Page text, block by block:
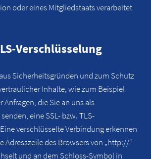
oder eines Mitgliedstaats verarbeitet
Verschlüsselung
Sicherheitsgründen und zum Schutz
Inhalte, wie zum Beispiel
Anfragen, die Sie an uns als
eine SSL- bzw. TLS-
verschlüsselte Verbindung erkennen
Adresszeile des Browsers von „http://“
und an dem Schloss-Symbol in